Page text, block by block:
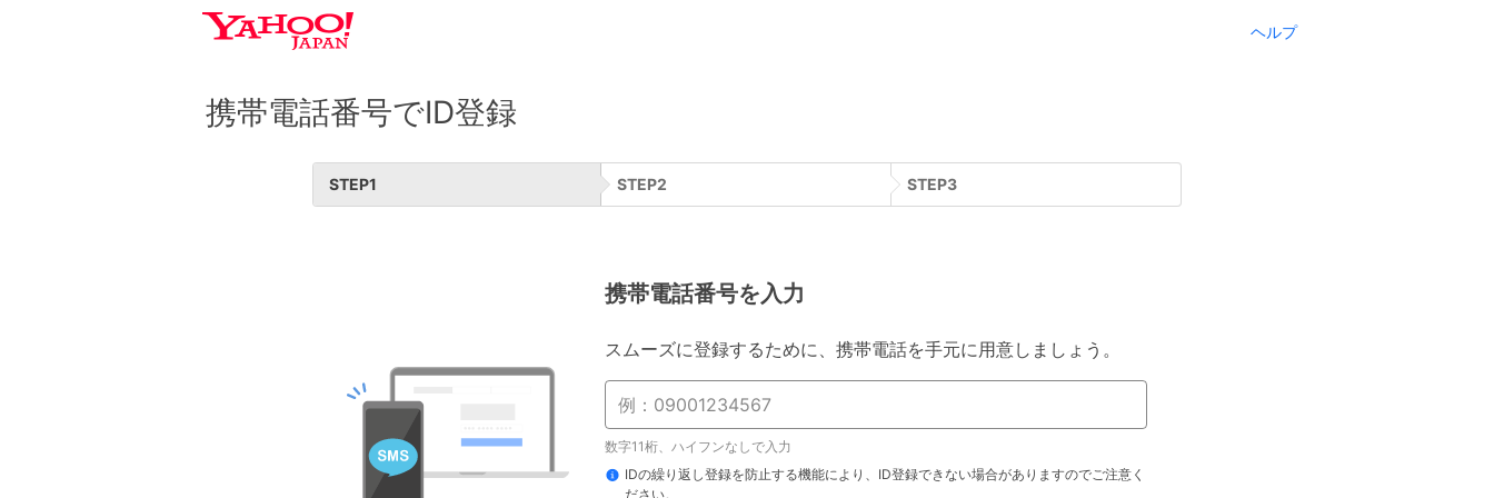
ヘルプ
携帯電話番号でID登録
STEP1 STEP2 STEP3
携帯電話番号を入力
スムーズに登録するために、携帯電話を手元に用意しましょう。
数字11桁、ハイフンなしで入力
IDの繰り返し登録を防止する機能により、ID登録できない場合がありますのでご注意く
ださい。